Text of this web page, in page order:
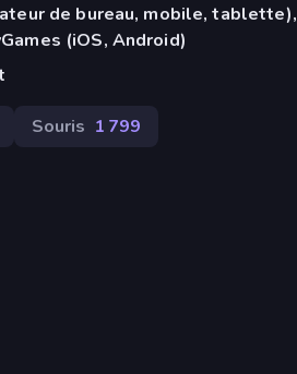
de bureau, mobile, tablette),
(iOS, Android)
Souris 1 799